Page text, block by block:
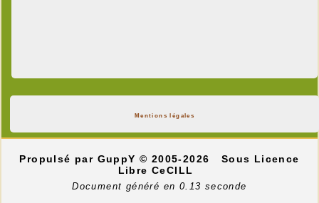
Mentions légales
Propulsé par GuppY© 2005-2026
Sous Licence
Libre CeCILL
Document généré en 0.13 seconde